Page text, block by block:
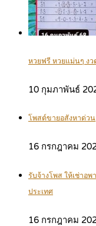
หวยฟรี หวยแม่นๆ ง
10 กุมภาพันธ์
โพสต์ขายอสังหาด่ว
16 กรกฎาคม
รับจ้างโพส ให้เช่าอ
ประเทศ
16 กรกฎาคม